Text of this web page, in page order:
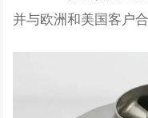
并与欧洲和美国客户